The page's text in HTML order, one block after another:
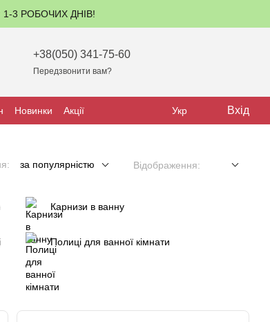
1-3 РОБОЧИХ ДНІВ!
+38(050) 341-75-60
Передзвонити вам?
Новинки Акції Укр Вхід
за популярністю Відображення:
Карнизи в ванну
Полиці для ванної кімнати